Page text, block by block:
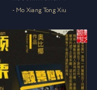
- Mo Xiang Tong Xiu